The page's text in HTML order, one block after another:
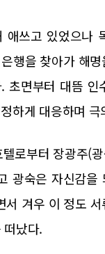
쓰고 있었으나
행을 찾아가 해
초면부터 대뜸
하게 대응하며
로부터 장광주(
광숙은 자신감을
겨우 이 정도
났다.